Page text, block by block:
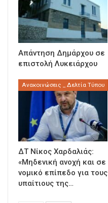
Απάντηση Δημάρχου σε
επιστολή Λυκειάρχου
Ανακοινώσεις _ Δελτία Τύπου
ΔΤ Νίκος Χαρδαλιάς:
«Μηδενική ανοχή και σε
νομικό επίπεδο για τους
υπαίτιους της…